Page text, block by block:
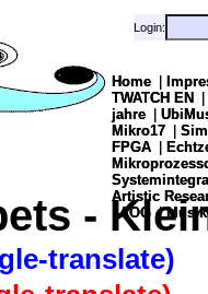
Home
TWATCH EN
jahre
Mikro17
FPGA
Artistic
|AOG |Musik
Login:
Home
TWATCH EN
jahre
Mikro17
FPGA
Artistic
|AOG |Musik
Login:
-
translate)